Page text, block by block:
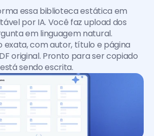
essa biblioteca estática em
por IA. Você faz upload dos
em linguagem natural.
exata, com autor, título e página
original. Pronto para ser copiado
sendo escrita.